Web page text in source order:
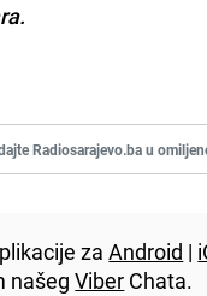
Radiosarajevo.ba u
zaAndroid |
našegViber Chata.